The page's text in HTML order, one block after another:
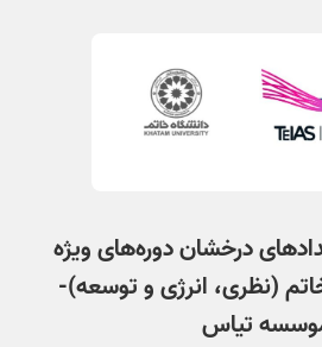
درخشان دوره‌های ویژه
(نظری، انرژی و توسعه)-
تیاس